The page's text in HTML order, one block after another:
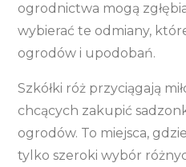
ogrodnictwa mogą
wybierać te odmiany,
ogrodów i upodobań.
Szkółki róż przyciągają
chcących zakupić
ogrodów. To miejsca,
tylko szeroki wybór